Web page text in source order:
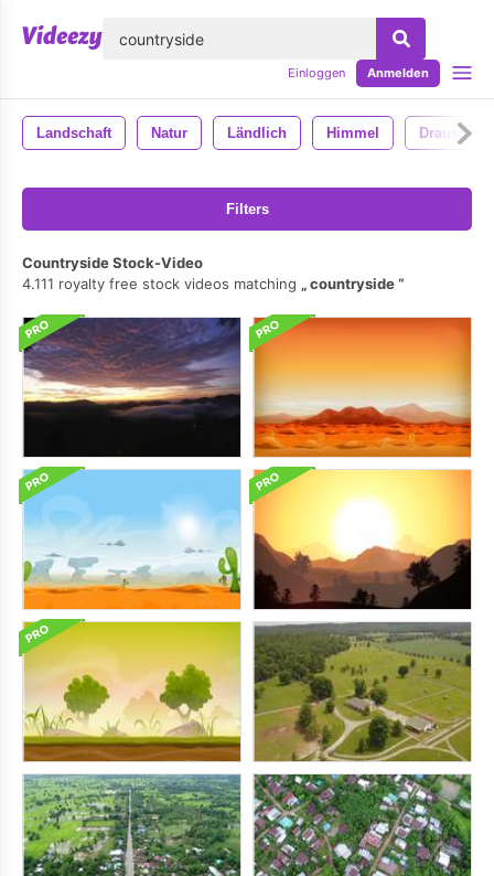
Einloggen Anmelden
Landschaft Natur Ländlich Himmel Draussen
Filters
Countryside Stock-Video
4.111 royalty free stock videos matching
countryside